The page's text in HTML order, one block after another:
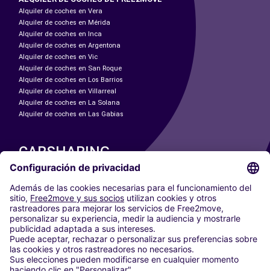
Alquiler de coches en Vera
Alquiler de coches en Mérida
Alquiler de coches en Inca
Alquiler de coches en Argentona
Alquiler de coches en Vic
Alquiler de coches en San Roque
Alquiler de coches en Los Barrios
Alquiler de coches en Villarreal
Alquiler de coches en La Solana
Alquiler de coches en Las Gabias
CARSHARING
NUESTRAS CIUDADES
Paris
Madrid
Washington DC
Milán
Roma
Turín
Viena
Berlín